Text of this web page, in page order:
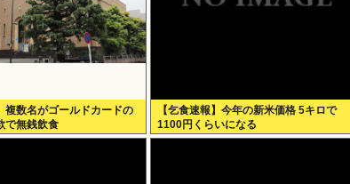
複数名がゴールドカードの
で無銭飲食
【乞食速報】今年の新米価格 5キロで
1100円くらいになる